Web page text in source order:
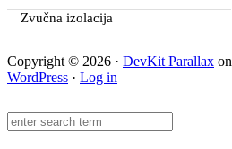
Zvučna izolacija
Copyright © 2026 · DevKit Parallax on
WordPress · Log in